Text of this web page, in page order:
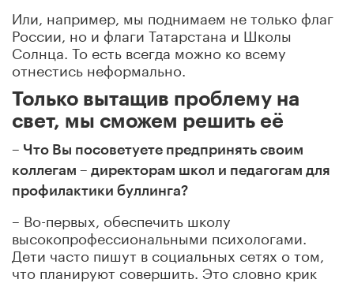
Или, например, мы поднимаем не только флаг
России, но и флаги Татарстана и Школы
Солнца. То есть всегда можно ко всему
отнестись неформально.
Только вытащив проблему на
свет, мы сможем решить её
– Что Вы посоветуете предпринять своим
коллегам – директорам школ и педагогам для
профилактики буллинга?
– Во-первых, обеспечить школу
высокопрофессиональными психологами.
Дети часто пишут в социальных сетях о том,
что планируют совершить. Это словно крик